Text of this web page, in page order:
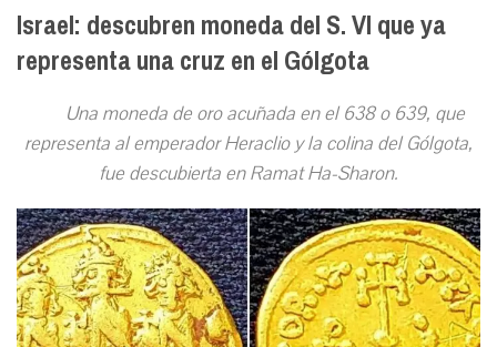
Israel: descubren moneda del S. VI que ya
representa una cruz en el Gólgota
Una moneda de oro acuñada en el 638 o 639, que
representa al emperador Heraclio y la colina del Gólgota,
fue descubierta en Ramat Ha-Sharon.